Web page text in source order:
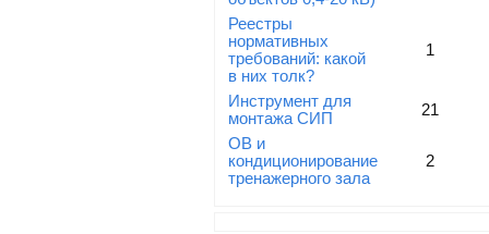
Реестры
нормативных
требований: какой
в них толк?
1
Инструмент для
монтажа СИП
21
ОВ и
кондиционирование
тренажерного зала
2